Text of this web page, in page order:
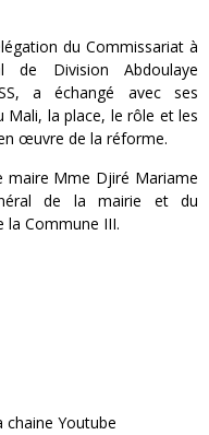
du Commissariat à
Division Abdoulaye
a échangé avec ses
Mali, la place, le rôle et les
œuvre de la réforme.
maire Mme Djiré Mariame
de la mairie et du
la Commune III.
chaine Youtube